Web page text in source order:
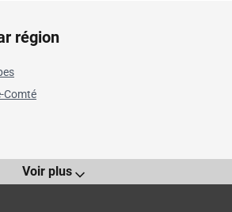
région
Comté
Voir plus